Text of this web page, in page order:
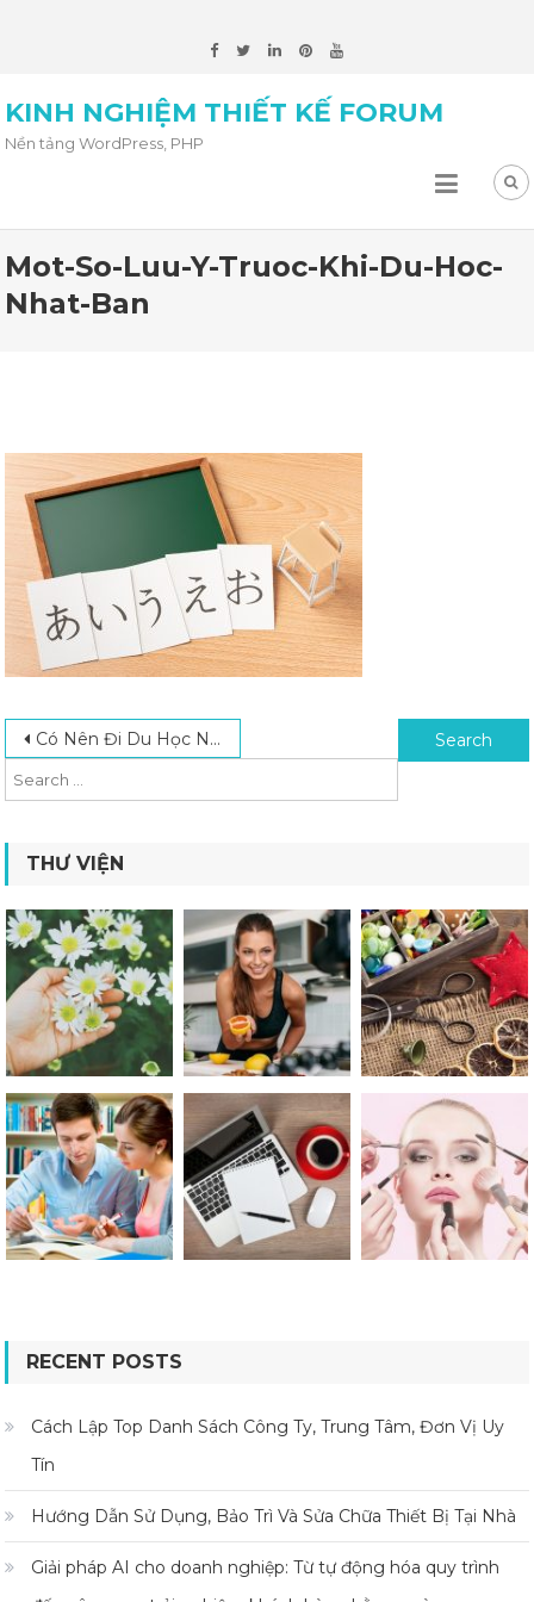
KINH NGHIỆM THIẾT KẾ FORUM
Nền tảng WordPress, PHP
Mot-So-Luu-Y-Truoc-Khi-Du-Hoc-
Nhat-Ban
Post navigation
Có Nên Đi Du Học Nhật Bản Không? Review Chi Tiết Ưu Và Nhược Điểm Search for:
THƯ VIỆN
RECENT POSTS
Cách Lập Top Danh Sách Công Ty, Trung Tâm, Đơn Vị Uy
Tín
Hướng Dẫn Sử Dụng, Bảo Trì Và Sửa Chữa Thiết Bị Tại Nhà
Giải pháp AI cho doanh nghiệp: Từ tự động hóa quy trình